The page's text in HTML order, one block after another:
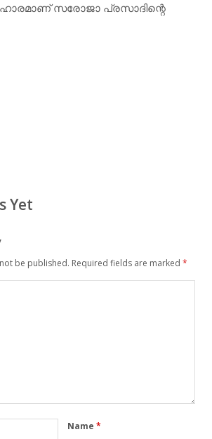
സരോജാ പ്രസാദിന്റെ
Yet
be published. Required fields are marked *
Name *